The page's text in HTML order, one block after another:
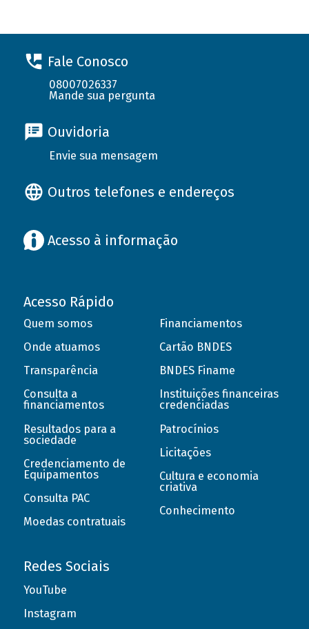
Fale Conosco
08007026337
Mande sua pergunta
Ouvidoria
Envie sua mensagem
Outros telefones e endereços
Acesso à informação
Acesso Rápido
Quem somos
Onde atuamos
Transparência
Consulta a
financiamentos
Resultados para a
sociedade
Credenciamento de
Equipamentos
Consulta PAC
Moedas contratuais
Financiamentos
Cartão BNDES
BNDES Finame
Instituições financeiras
credenciadas
Patrocínios
Licitações
Cultura e economia
criativa
Conhecimento
Redes Sociais
YouTube
Instagram